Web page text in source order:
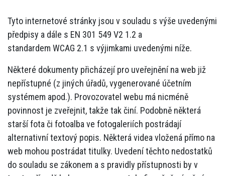
Tyto internetové stránky jsou v souladu s výše uvedenými
předpisy a dále s EN 301 549 V2 1.2 a
standardem WCAG 2.1 s výjimkami uvedenými níže.
Některé dokumenty přicházejí pro uveřejnění na web již
nepřístupné (z jiných úřadů, vygenerované účetním
systémem apod.). Provozovatel webu má nicméně
povinnost je zveřejnit, takže tak činí. Podobně některá
starší fota či fotoalba ve fotogaleriích postrádají
alternativní textový popis. Některá videa vložená přímo na
web mohou postrádat titulky. Uvedení těchto nedostatků
do souladu se zákonem a s pravidly přístupnosti by v